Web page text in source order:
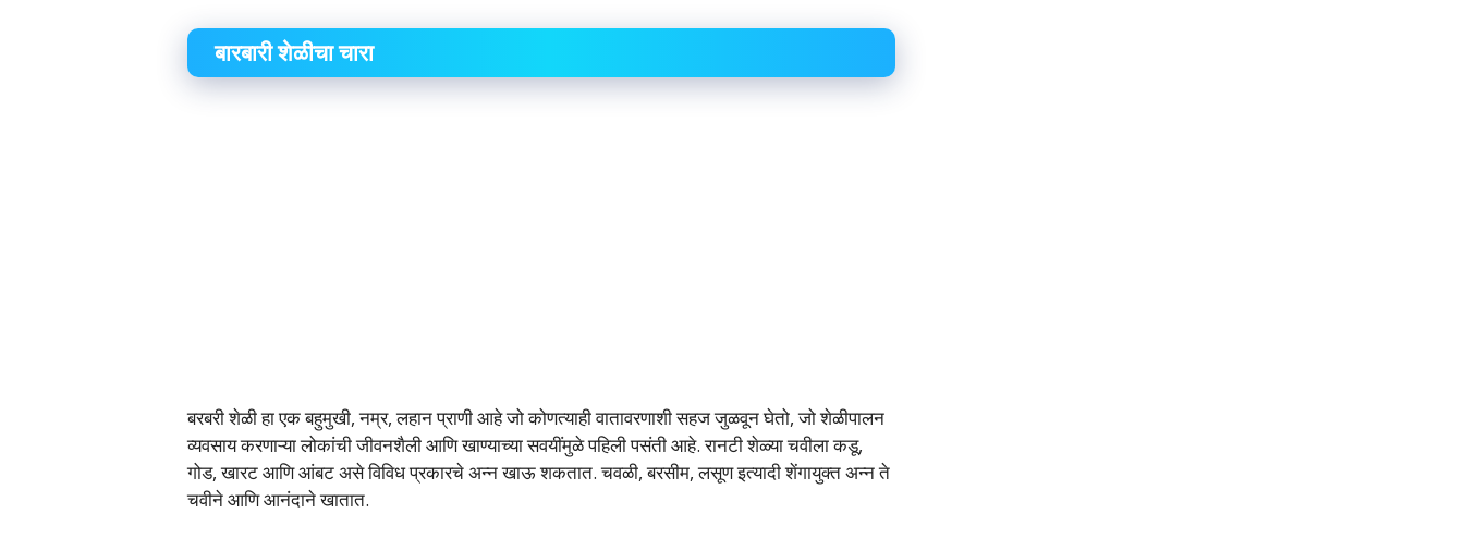
बारबारी शेळीचा चारा
बरबरी शेळी हा एक बहुमुखी, नम्र, लहान प्राणी आहे जो कोणत्याही वातावरणाशी सहज जुळवून घेतो, जो शेळीपालन
व्यवसाय करणाऱ्या लोकांची जीवनशैली आणि खाण्याच्या सवयींमुळे पहिली पसंती आहे. रानटी शेळ्या चवीला कडू,
गोड, खारट आणि आंबट असे विविध प्रकारचे अन्न खाऊ शकतात. चवळी, बरसीम, लसूण इत्यादी शेंगायुक्त अन्न ते
चवीने आणि आनंदाने खातात.